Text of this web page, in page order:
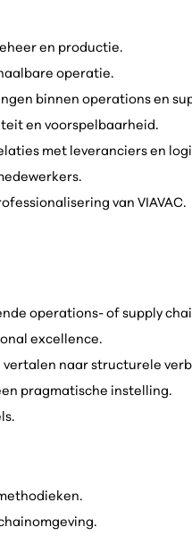
en productie.
operatie.
binnen operations en
en voorspelbaarheid.
met leveranciers en
van VIAVAC.
operations- of supply
excellence.
naar structurele
pragmatische instelling.